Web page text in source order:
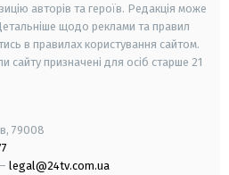
авторів та героїв. Редакція може
щодо реклами та правил
в правилах користування сайтом.
сайту призначені для осіб старше 21
79008
legal@24tv.com.ua